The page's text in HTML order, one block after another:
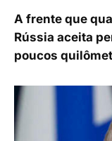
A frente que
Rússia aceita
poucos